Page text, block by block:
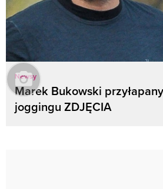
Newsy
Marek Bukowski
joggingu ZDJĘCIA